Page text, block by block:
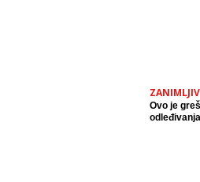
Ovo je